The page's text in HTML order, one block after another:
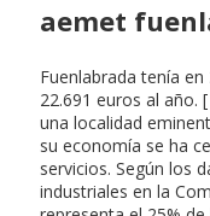
aemet
Fuenlabrada tenía
22.691 euros al año.
una localidad
su economía se ha
servicios. Según los
industriales en la